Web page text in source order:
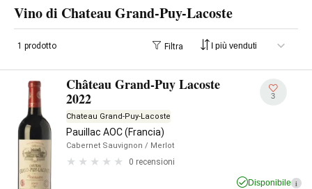
Vino di Chateau Grand-Puy-Lacoste
1 prodotto Filtra
Château Grand-Puy Lacoste
2022
Chateau Grand-Puy-Lacoste
Pauillac AOC (Francia)
Cabernet Sauvignon / Merlot
0 recensioni
3
Disponibile i